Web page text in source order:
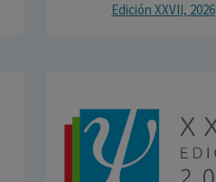
Edición XXVII, 2026